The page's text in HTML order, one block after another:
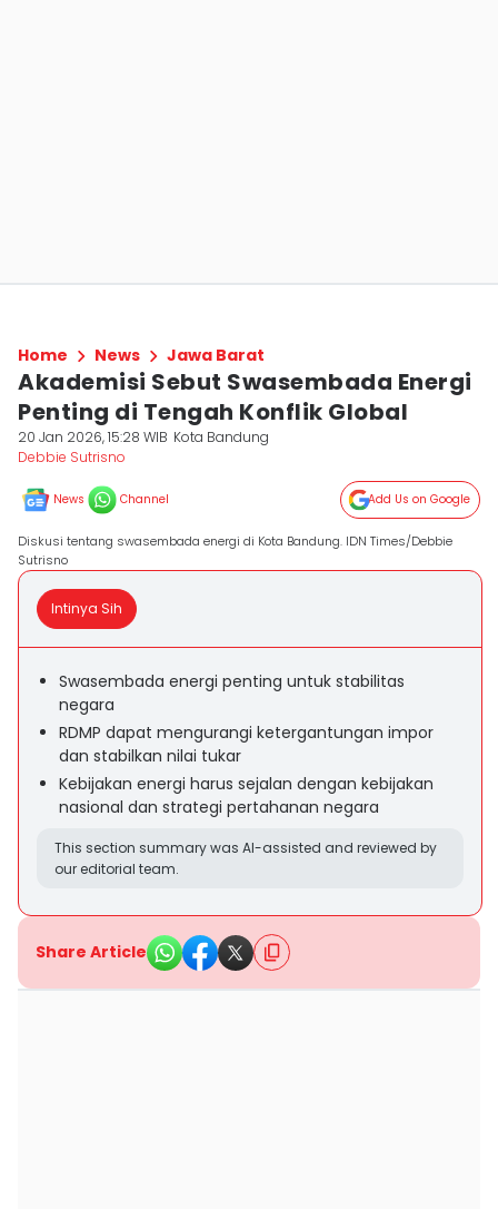
Home News Jawa Barat
Akademisi Sebut Swasembada Energi
Penting di Tengah Konflik Global
20 Jan 2026, 15:28 WIB Kota Bandung
Debbie Sutrisno
News Channel Add Us on Google
Diskusi tentang swasembada energi di Kota Bandung. IDN Times/Debbie
Sutrisno
Intinya Sih
Swasembada energi penting untuk stabilitas
negara
RDMP dapat mengurangi ketergantungan impor
dan stabilkan nilai tukar
Kebijakan energi harus sejalan dengan kebijakan
nasional dan strategi pertahanan negara
This section summary was AI-assisted and reviewed by
our editorial team.
Share Article